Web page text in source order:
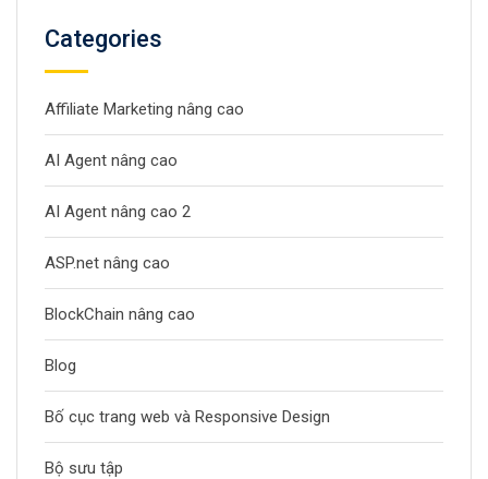
Categories
Affiliate Marketing nâng cao
AI Agent nâng cao
AI Agent nâng cao 2
ASP.net nâng cao
BlockChain nâng cao
Blog
Bố cục trang web và Responsive Design
Bộ sưu tập